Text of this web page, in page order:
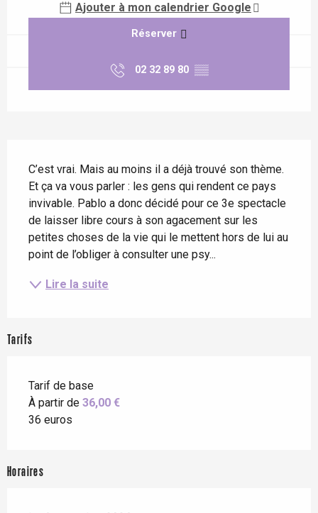
Ajouter à mon calendrier Google
Réserver
02 32 89 80 ▒▒
C’est vrai. Mais au moins il a déjà trouvé son thème.
Et ça va vous parler : les gens qui rendent ce pays
invivable. Pablo a donc décidé pour ce 3e spectacle
de laisser libre cours à son agacement sur les
petites choses de la vie qui le mettent hors de lui au
point de l’obliger à consulter une psy...
Lire la suite
Tarifs
Tarif de base
À partir de 36,00 €
36 euros
Horaires